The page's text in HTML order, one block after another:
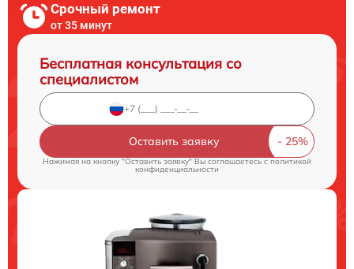
Срочный ремонт
от 35 минут
Бесплатная консультация со
специалистом
Оставить заявку
Нажимая на кнопку "Оставить заявку" Вы соглашаетесь cполитикой
конфиденциальности